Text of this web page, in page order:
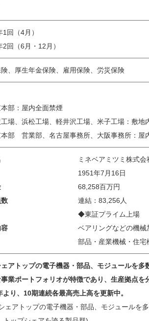
回（4月）
2回（6月・12月）
、厚生年金保険、雇用保険、労災保険
本部：屋内全面禁煙
工場、浜松工場、軽井沢工場、米子工場：敷
本部 営業部、名古屋事務所、大阪事務所：屋
ミネベアミツミ株式会
1951年7月16日
68,258百万円
連結：83,256人
◆東証プライム上場
ベアリングなどの機
部品・産業機械・住宅
アトップの電子機器・部品、モジュールを多
業ポートフォリオが特徴であり、生産拠点
より、10期連続各最高売上高を更新中。
ェアトップの電子機器・部品、モジュールを